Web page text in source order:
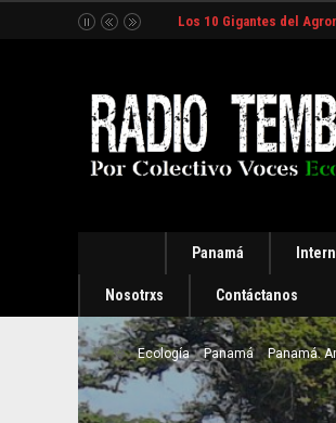
Los 10 Gigantes del
Panamá
Nosotrxs Contáctanos
Ecología Panamá Panamá.